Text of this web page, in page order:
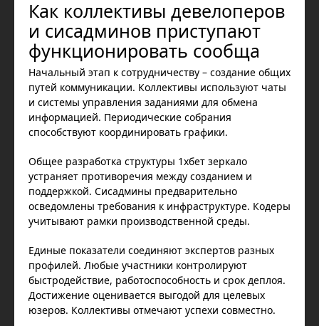
Как коллективы девелоперов
и сисадминов приступают
функционировать сообща
Начальный этап к сотрудничеству – создание общих
путей коммуникации. Коллективы используют чаты
и системы управления заданиями для обмена
информацией. Периодические собрания
способствуют координировать графики.
Общее разработка структуры 1хбет зеркало
устраняет противоречия между созданием и
поддержкой. Сисадмины предварительно
осведомлены требования к инфраструктуре. Кодеры
учитывают рамки производственной среды.
Единые показатели соединяют экспертов разных
профилей. Любые участники контролируют
быстродействие, работоспособность и срок деплоя.
Достижение оценивается выгодой для целевых
юзеров. Коллективы отмечают успехи совместно.